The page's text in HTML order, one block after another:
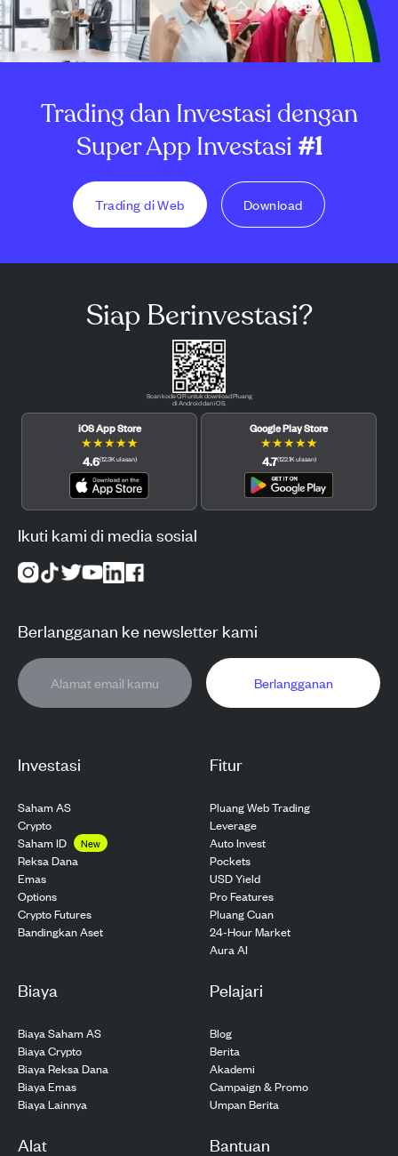
Trading dan Investasi dengan
Super App Investasi#1
Trading di Web Download
Investasi
Saham AS
Crypto
Saham ID
New
Reksa Dana
Emas
Options
Crypto Futures
Bandingkan Aset
Fitur
Pluang Web Trading
Leverage
Auto Invest
Pockets
USD Yield
Pro Features
Pluang Cuan
24-Hour Market
Aura AI
Biaya
Biaya Saham AS
Biaya Crypto
Biaya Reksa Dana
Biaya Emas
Biaya Lainnya
Pelajari
Blog
Berita
Akademi
Campaign & Promo
Umpan Berita
Alat Bantuan
Siap Berinvestasi?
Scan kode QR untuk download Pluang
di Android dan iOS.
iOS App Store
★★★★★
4.6(12.3Kulasan)
Google Play Store
★★★★★
4.7(122.1Kulasan)
Ikuti kami di media sosial
Berlangganan ke newsletter kami
Berlangganan